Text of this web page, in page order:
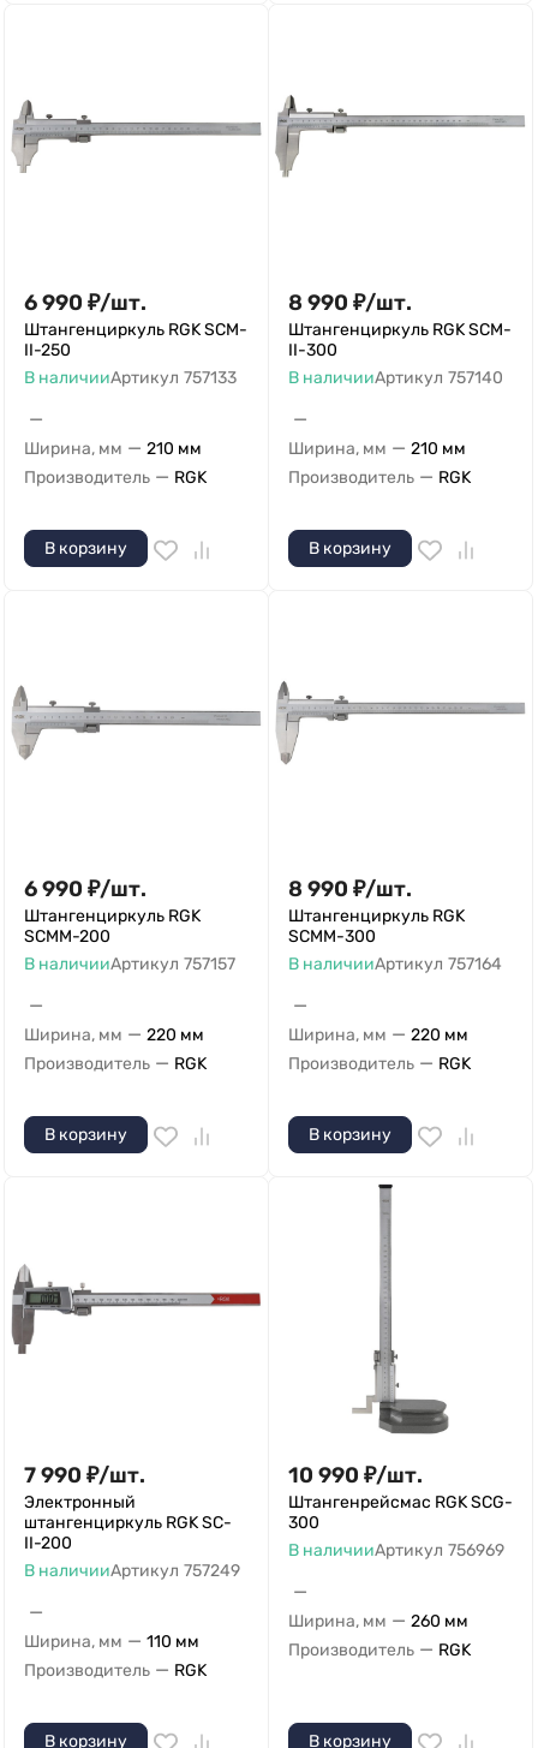
6 990 ₽/шт.
Штангенциркуль RGK SCM-
II-250
В наличииАртикул 757133
—
Ширина, мм — 210 мм
Производитель — RGK
В корзину
8 990 ₽/шт.
Штангенциркуль RGK SCM-
II-300
В наличииАртикул 757140
—
Ширина, мм — 210 мм
Производитель — RGK
В корзину
6 990 ₽/шт.
Штангенциркуль RGK
SCMM-200
В наличииАртикул 757157
—
Ширина, мм — 220 мм
Производитель — RGK
В корзину
8 990 ₽/шт.
Штангенциркуль RGK
SCMM-300
В наличииАртикул 757164
—
Ширина, мм — 220 мм
Производитель — RGK
В корзину
7 990 ₽/шт.
Электронный
штангенциркуль RGK SC-
II-200
В наличииАртикул 757249
—
Ширина, мм — 110 мм
Производитель — RGK
В корзину
10 990 ₽/шт.
Штангенрейсмас RGK SCG-
300
В наличииАртикул 756969
—
Ширина, мм — 260 мм
Производитель — RGK
В корзину